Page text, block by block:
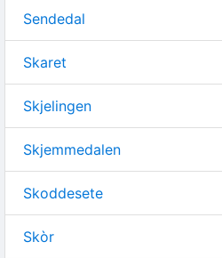
Sendedal
Skaret
Skjelingen
Skjemmedalen
Skoddesete
Skòr